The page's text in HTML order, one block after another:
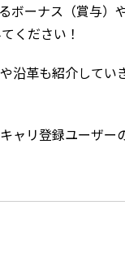
ボーナス（賞与）
ください！
沿革も紹介してい
リ登録ユーザー